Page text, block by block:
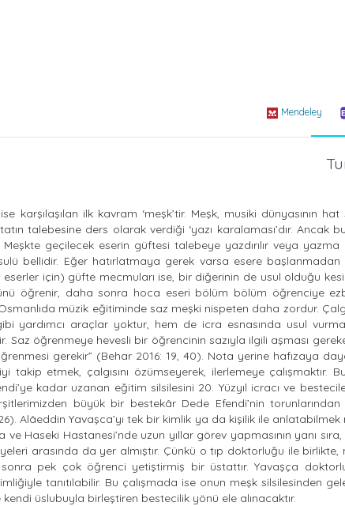
Mendeley
karşılaşılan ilk kavram ‘meşk’tir. Meşk, musiki dünyasının hat
talebesine ders olarak verdiği ‘yazı karalaması’dır. Ancak
Meşkte geçilecek eserin güftesi talebeye yazdırılır veya
bellidir. Eğer hatırlatmaya gerek varsa esere
için) güfte mecmuları ise, bir diğerinin de usul olduğu
öğrenir, daha sonra hoca eseri bölüm bölüm öğrenciye
müzik eğitiminde saz meşki nispeten daha zordur.
yardımcı araçlar yoktur, hem de icra esnasında usul
Saz öğrenmeye hevesli bir öğrencinin sazıyla ilgili aşması
gerekir” (Behar 2016: 19, 40). Nota yerine hafızaya
takip etmek, çalgısını özümseyerek, ilerlemeye çalışmaktır.
kadar uzanan eğitim silsilesini 20. Yüzyıl icracı ve
büyük bir bestekâr Dede Efendi’nin
Alâeddin Yavaşca’yı tek bir kimlik ya da kişilik ile
ve Haseki Hastanesi’nde uzun yıllar görev yapmasının yanı
arasında da yer almıştır. Çünkü o tıp doktorluğu ile birlikte,
pek çok öğrenci yetiştirmiş bir üstattır. Yavaşça
tanıtılabilir. Bu çalışmada ise onun meşk silsilesinden
kendi üslubuyla birleştiren bestecilik yönü ele alınacaktır.